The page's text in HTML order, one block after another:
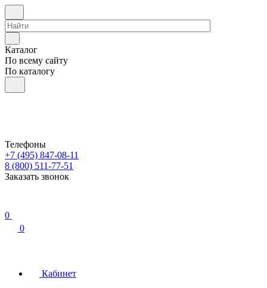
Каталог
По всему сайту
По каталогу
Телефоны
+7 (495) 847-08-11
8 (800) 511-77-51
Заказать звонок
0
0
Кабинет